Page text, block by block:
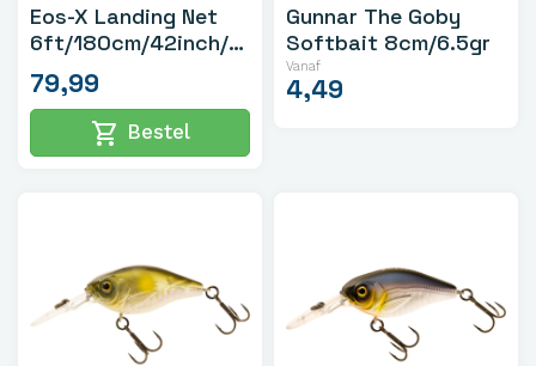
Eos-X Landing Net
6ft/180cm/42inch/2-
delige Steel
79,99
shopping_cart Bestel
Gunnar The Goby
Softbait 8cm/6.5gr
Vanaf
4,49